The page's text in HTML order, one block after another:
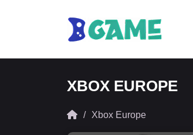
XBOX EUROPE
Xbox Europe